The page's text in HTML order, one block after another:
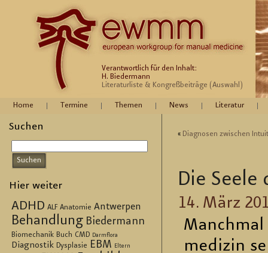
Verantwortlich für den Inhalt:
H. Biedermann
Literaturliste & Kongreßbeiträge (Auswahl)
Home Termine Themen News Literatur
Suchen
Hier weiter
ADHD ALF Anatomie Antwerpen
Behandlung Biedermann
Biomechanik Buch CMD Darmflora
Diagnostik Dysplasie EBM Eltern
« Dia­gno­sen zwi­schen
Die
14. März
me­di­zin